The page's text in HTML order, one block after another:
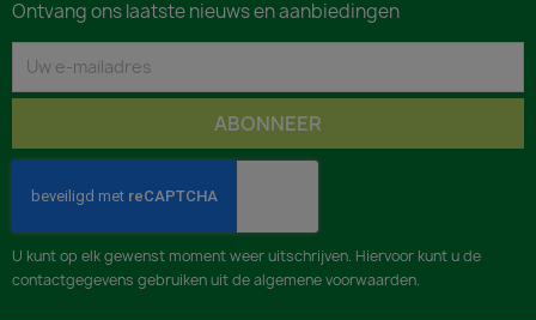
Ontvang ons laatste nieuws en aanbiedingen
U kunt op elk gewenst moment weer uitschrijven. Hiervoor kunt u de
contactgegevens gebruiken uit de algemene voorwaarden.